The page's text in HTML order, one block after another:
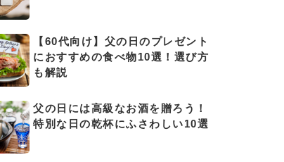
【60代向け】父の日のプレゼント
におすすめの食べ物10選！選び方
も解説
父の日には高級なお酒を贈ろう！
特別な日の乾杯にふさわしい10選